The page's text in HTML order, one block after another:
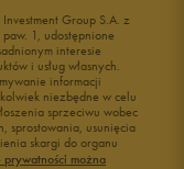
Group S.A. z
1, udostępnione
interesie
i usług własnych.
informacji
niezbędne w celu
sprzeciwu wobec
sprostowania, usunięcia
skargi do organu
prywatności można